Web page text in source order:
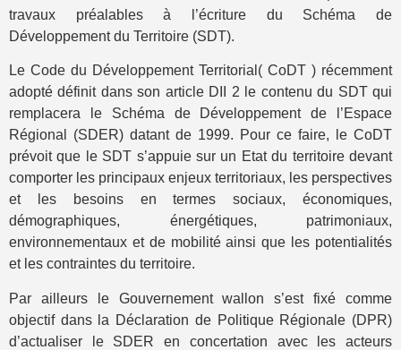
travaux préalables à l’écriture du Schéma de
Développement du Territoire (SDT).
Le Code du Développement Territorial( CoDT ) récemment
adopté définit dans son article DII 2 le contenu du SDT qui
remplacera le Schéma de Développement de l’Espace
Régional (SDER) datant de 1999. Pour ce faire, le CoDT
prévoit que le SDT s’appuie sur un Etat du territoire devant
comporter les principaux enjeux territoriaux, les perspectives
et les besoins en termes sociaux, économiques,
démographiques, énergétiques, patrimoniaux,
environnementaux et de mobilité ainsi que les potentialités
et les contraintes du territoire.
Par ailleurs le Gouvernement wallon s’est fixé comme
objectif dans la Déclaration de Politique Régionale (DPR)
d’actualiser le SDER en concertation avec les acteurs